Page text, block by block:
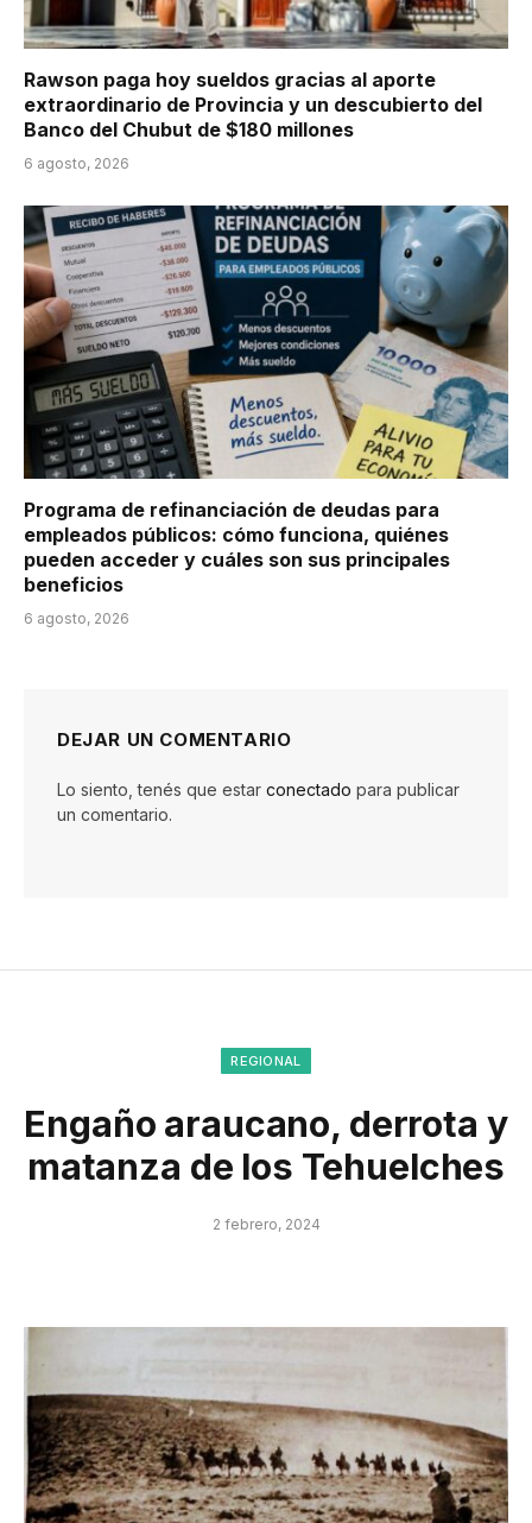
Rawson paga hoy sueldos gracias al aporte
extraordinario de Provincia y un descubierto del
Banco del Chubut de $180 millones
6 agosto, 2026
Programa de refinanciación de deudas para
empleados públicos: cómo funciona, quiénes
pueden acceder y cuáles son sus principales
beneficios
6 agosto, 2026
DEJAR UN COMENTARIO
Lo siento, tenés que estar conectado para publicar
un comentario.
REGIONAL
Engaño araucano, derrota y
matanza de los Tehuelches
2 febrero, 2024